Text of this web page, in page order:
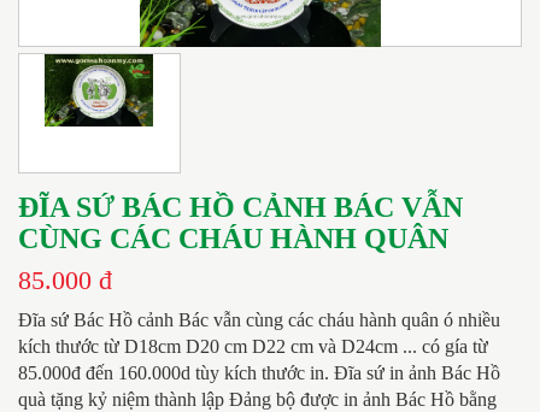
ĐĨA SỨ BÁC HỒ CẢNH BÁC VẪN
CÙNG CÁC CHÁU HÀNH QUÂN
85.000 đ
Đĩa sứ Bác Hồ cảnh Bác vẫn cùng các cháu hành quân ó nhiều
kích thước từ D18cm D20 cm D22 cm và D24cm ... có gía từ
85.000đ đến 160.000d tùy kích thước in. Đĩa sứ in ảnh Bác Hồ
quà tặng kỷ niệm thành lập Đảng bộ được in ảnh Bác Hồ bằng